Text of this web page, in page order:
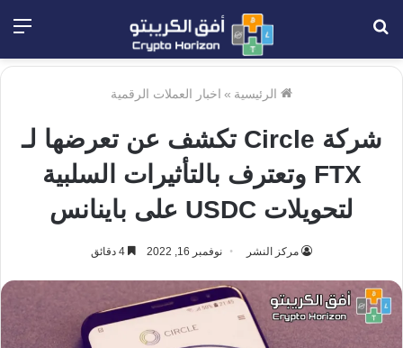
الرئيسية » اخبار العملات الرقمية
شركة Circle تكشف عن تعرضها لـ
FTX وتعترف بالتأثيرات السلبية
لتحويلات USDC على باينانس
مركز النشر نوفمبر 16, 2022